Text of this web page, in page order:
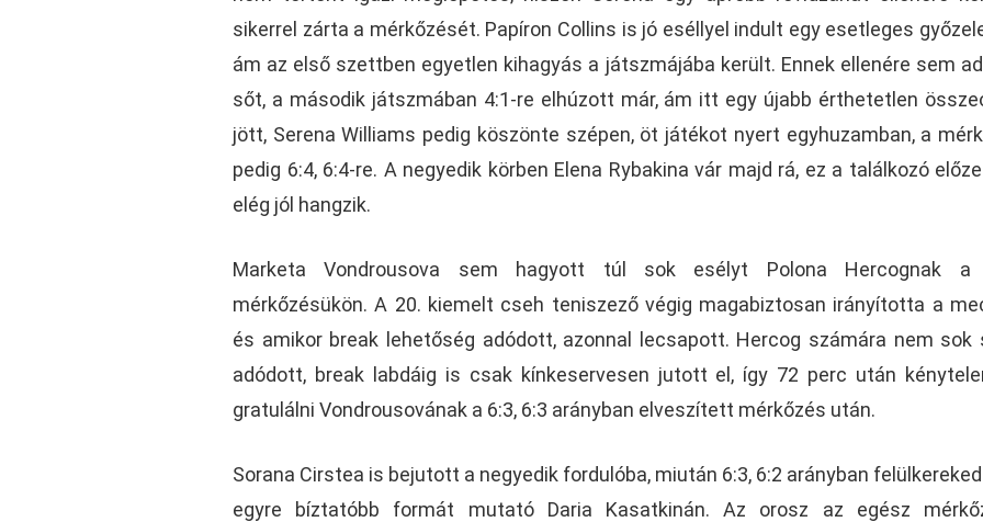
sikerrel zárta a mérkőzését. Papíron Collins is jó eséllyel indult egy esetleges
ám az első szettben egyetlen kihagyás a játszmájába került. Ennek ellenére sem
sőt, a második játszmában 4:1-re elhúzott már, ám itt egy újabb érthetetlen
jött, Serena Williams pedig köszönte szépen, öt játékot nyert egyhuzamban, a
pedig 6:4, 6:4-re. A negyedik körben Elena Rybakina vár majd rá, ez a találkozó
elég jól hangzik.
Marketa Vondrousova sem hagyott túl sok esélyt Polona Hercognak a
mérkőzésükön. A 20. kiemelt cseh teniszező végig magabiztosan irányította a
és amikor break lehetőség adódott, azonnal lecsapott. Hercog számára nem sok
adódott, break labdáig is csak kínkeservesen jutott el, így 72 perc után
gratulálni Vondrousovának a 6:3, 6:3 arányban elveszített mérkőzés után.
Sorana Cirstea is bejutott a negyedik fordulóba, miután 6:3, 6:2 arányban
egyre bíztatóbb formát mutató Daria Kasatkinán. Az orosz az egész